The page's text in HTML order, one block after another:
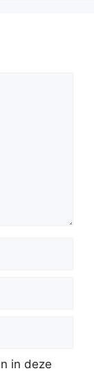
in deze